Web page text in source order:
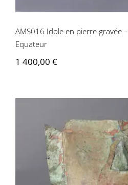
AMS016 Idole en pierre gravée
Equateur
1 400,00 €